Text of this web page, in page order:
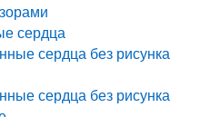
сердца
сердца без рисунка
сердца без рисунка